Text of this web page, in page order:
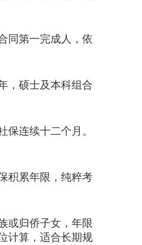
同第一完成人，依
，硕士及本科组合
连续十二个月。
积累年限，纯粹考
或归侨子女，年限
计算，适合长期规